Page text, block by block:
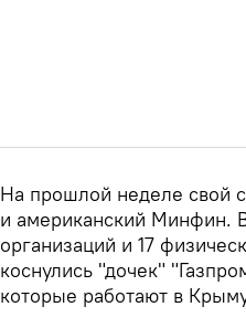
На прошлой неделе свой
и американский Минфин.
организаций и 17
коснулись "дочек"
которые работают в